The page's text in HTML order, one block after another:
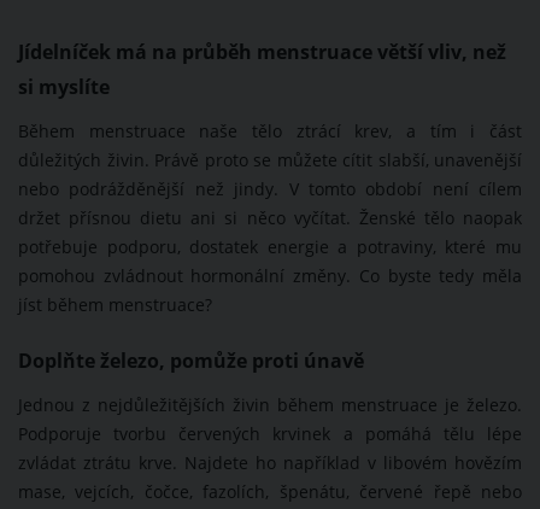
Jídelníček má na průběh menstruace větší vliv, než
si myslíte
Během menstruace naše tělo ztrácí krev, a tím i část
důležitých živin. Právě proto se můžete cítit slabší, unavenější
nebo podrážděnější než jindy. V tomto období není cílem
držet přísnou dietu ani si něco vyčítat. Ženské tělo naopak
potřebuje podporu, dostatek energie a potraviny, které mu
pomohou zvládnout hormonální změny. Co byste tedy měla
jíst během menstruace?
Doplňte železo, pomůže proti únavě
Jednou z nejdůležitějších živin během menstruace je železo.
Podporuje tvorbu červených krvinek a pomáhá tělu lépe
zvládat ztrátu krve. Najdete ho například v libovém hovězím
mase, vejcích, čočce, fazolích, špenátu, červené řepě nebo